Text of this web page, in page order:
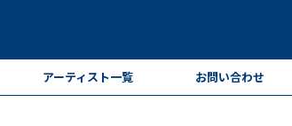
アーティスト一覧 お問い合わせ